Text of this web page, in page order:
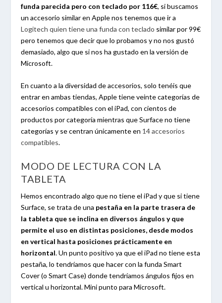
funda parecida pero con teclado por 116€, si buscamos
un accesorio similar en Apple nos tenemos que ir a
Logitech quien tiene una funda con teclado similar por 99€
pero tenemos que decir que lo probamos y no nos gustó
demasiado, algo que si nos ha gustado en la versión de
Microsoft.
En cuanto a la diversidad de accesorios, solo tenéis que
entrar en ambas tiendas, Apple tiene veinte categorías de
accesorios compatibles con el iPad, con cientos de
productos por categoría mientras que Surface no tiene
categorías y se centran únicamente en 14 accesorios
compatibles.
MODO DE LECTURA CON LA
TABLETA
Hemos encontrado algo que no tiene el iPad y que si tiene
Surface, se trata de una pestaña en la parte trasera de
la tableta que se inclina en diversos ángulos y que
permite el uso en distintas posiciones, desde modos
en vertical hasta posiciones prácticamente en
horizontal. Un punto positivo ya que el iPad no tiene esta
pestaña, lo tendríamos que hacer con la funda Smart
Cover (o Smart Case) donde tendríamos ángulos fijos en
vertical u horizontal. Mini punto para Microsoft.